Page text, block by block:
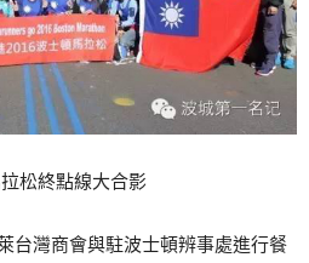
松終點線大合影
台灣商會與駐波士頓辨事處進行餐